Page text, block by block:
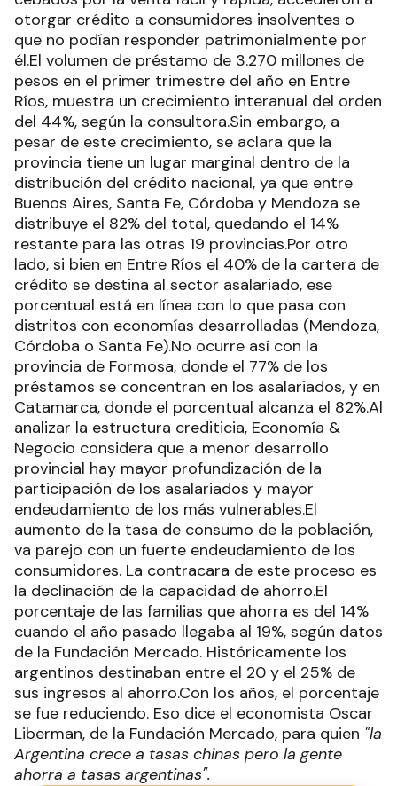
otorgar crédito a consumidores insolventes o
que no podían responder patrimonialmente por
él.El volumen de préstamo de 3.270 millones de
pesos en el primer trimestre del año en Entre
Ríos, muestra un crecimiento interanual del orden
del 44%, según la consultora.Sin embargo, a
pesar de este crecimiento, se aclara que la
provincia tiene un lugar marginal dentro de la
distribución del crédito nacional, ya que entre
Buenos Aires, Santa Fe, Córdoba y Mendoza se
distribuye el 82% del total, quedando el 14%
restante para las otras 19 provincias.Por otro
lado, si bien en Entre Ríos el 40% de la cartera de
crédito se destina al sector asalariado, ese
porcentual está en línea con lo que pasa con
distritos con economías desarrolladas (Mendoza,
Córdoba o Santa Fe).No ocurre así con la
provincia de Formosa, donde el 77% de los
préstamos se concentran en los asalariados, y en
Catamarca, donde el porcentual alcanza el 82%.Al
analizar la estructura crediticia, Economía &
Negocio considera que a menor desarrollo
provincial hay mayor profundización de la
participación de los asalariados y mayor
endeudamiento de los más vulnerables.El
aumento de la tasa de consumo de la población,
va parejo con un fuerte endeudamiento de los
consumidores. La contracara de este proceso es
la declinación de la capacidad de ahorro.El
porcentaje de las familias que ahorra es del 14%
cuando el año pasado llegaba al 19%, según datos
de la Fundación Mercado. Históricamente los
argentinos destinaban entre el 20 y el 25% de
sus ingresos al ahorro.Con los años, el porcentaje
se fue reduciendo. Eso dice el economista Oscar
Liberman, de la Fundación Mercado, para quien "la
Argentina crece a tasas chinas pero la gente
ahorra a tasas argentinas".